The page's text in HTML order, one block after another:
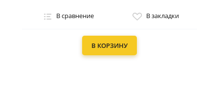
В сравнение В закладки
В КОРЗИНУ